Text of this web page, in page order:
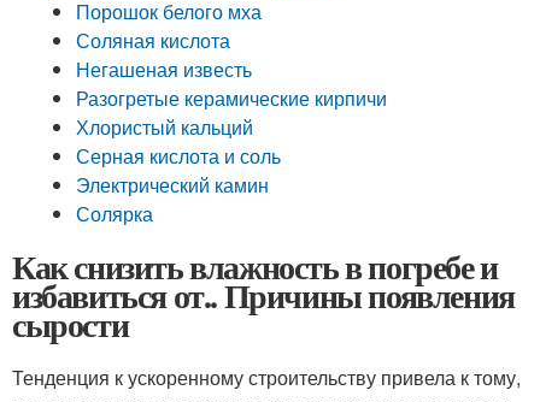
Порошок белого мха
Соляная кислота
Негашеная известь
Разогретые керамические кирпичи
Хлористый кальций
Серная кислота и соль
Электрический камин
Солярка
Как снизить влажность в погребе и
избавиться от.. Причины появления
сырости
Тенденция к ускоренному строительству привела к тому,